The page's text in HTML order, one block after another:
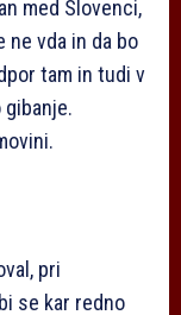
med Slovenci,
ne vda in da bo
tam in tudi v
pri
se kar redno